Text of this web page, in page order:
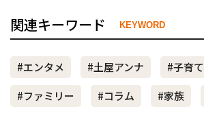
関連キーワード KEYWORD
#エンタメ #土屋アンナ #子育て
#ファミリー
#コラム #家族